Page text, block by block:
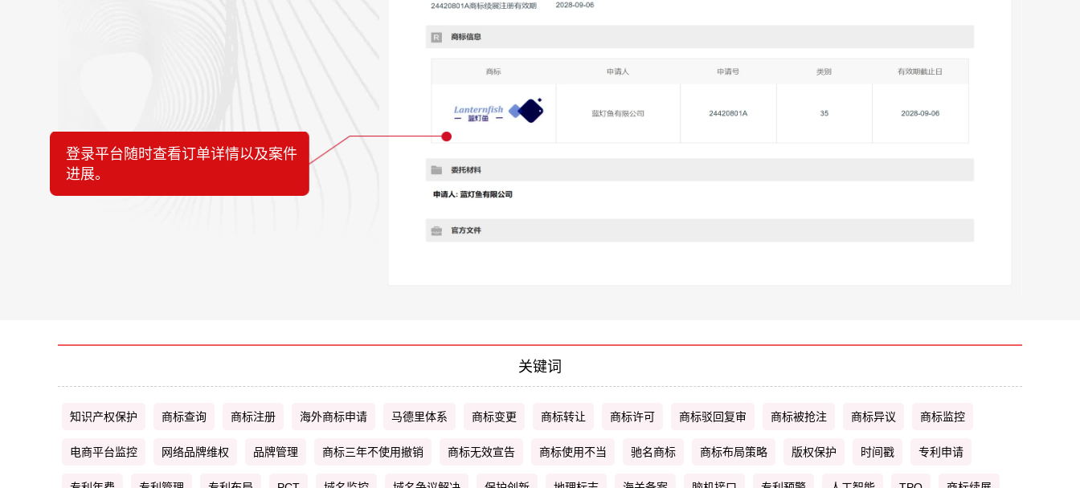
登录平台随时查看订单详情以及案件
进展。
关键词
知识产权保护 商标查询 商标注册 海外商标申请 马德里体系 商标变更 商标转让 商标许可 商标驳回复审 商标被抢注 商标异议 商标监控
电商平台监控 网络品牌维权 品牌管理 商标三年不使用撤销 商标无效宣告 商标使用不当 驰名商标 商标布局策略 版权保护 时间戳 专利申请